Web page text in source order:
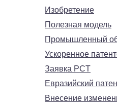
Изобретение
Полезная модель
Промышленный
Ускоренное
Заявка PCT
Евразийский
Внесение